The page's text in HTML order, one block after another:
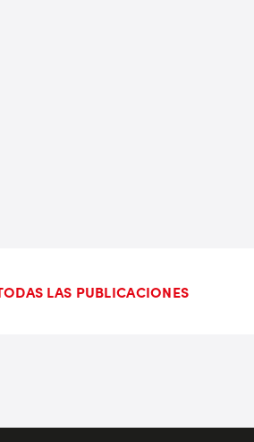
LAS PUBLICACIONES